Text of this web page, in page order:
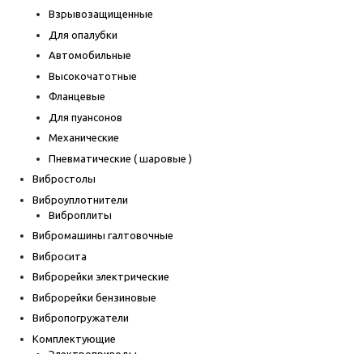
Взрывозащищенные
Для опалубки
Автомобильные
Высокочатотные
Фланцевые
Для пуансонов
Механические
Пневматические ( шаровые )
Вибростолы
Виброуплотнители
Виброплиты
Вибромашины галтовочные
Вибросита
Виброрейки электрические
Виброрейки бензиновые
Вибропогружатели
Комплектующие